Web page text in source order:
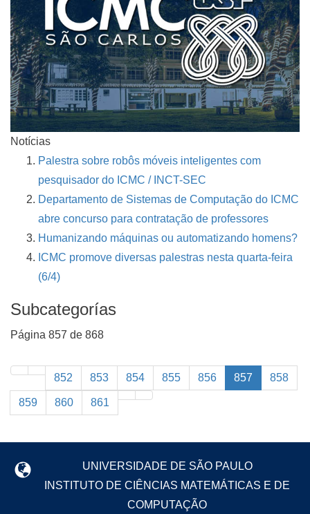
Notícias
Palestra sobre robôs móveis inteligentes com
pesquisador do ICMC / INCT-SEC
Departamento de Sistemas de Computação do ICMC
abre concurso para contratação de professores
Humanizando máquinas ou automatizando homens?
ICMC promove diversas palestras nesta quarta-feira
(6/4)
Subcategorías
Página 857 de 868
852 853 854 855 856 857 858
859 860 861
UNIVERSIDADE DE SÃO PAULO
INSTITUTO DE CIÊNCIAS MATEMÁTICAS E DE
COMPUTAÇÃO